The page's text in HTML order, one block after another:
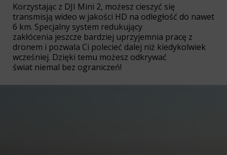
Korzystając z DJI Mini 2, możesz cieszyć się
transmisją wideo w jakości HD na odległość do nawet
6 km. Specjalny system redukujący
zakłócenia jeszcze bardziej uprzyjemnia pracę z
dronem i pozwala Ci polecieć dalej niż kiedykolwiek
wcześniej. Dzięki temu możesz odkrywać
świat niemal bez ograniczeń!